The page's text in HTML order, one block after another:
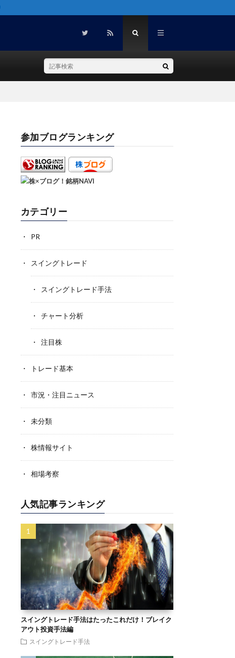
参加ブログランキング
カテゴリー
PR
スイングトレード
スイングトレード手法
チャート分析
注目株
トレード基本
市況・注目ニュース
未分類
株情報サイト
相場考察
人気記事ランキング
スイングトレード手法はたったこれだけ！ブレイク
アウト投資手法編
スイングトレード手法